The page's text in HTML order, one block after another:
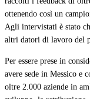
ottenendo così un
Agli intervistati è stato
altri datori di lavoro del
Per essere prese in
avere sede in Messico e
oltre 2.000 aziende in